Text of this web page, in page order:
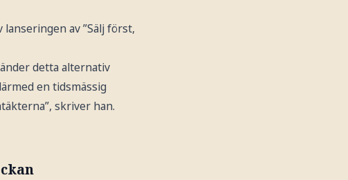
av ”Sälj först,
detta alternativ
en tidsmässig
skriver han.